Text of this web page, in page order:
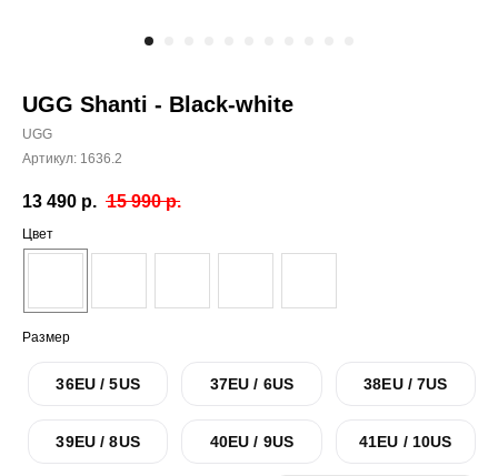
UGG Shanti - Black-white
UGG
Артикул: 1636.2
13 490 р. 15 990 р.
Цвет
Размер
36EU / 5US 37EU / 6US 38EU / 7US
39EU / 8US 40EU / 9US 41EU / 10US